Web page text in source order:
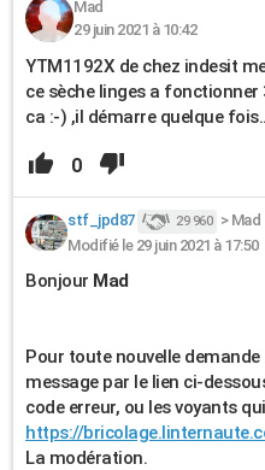
Mad
29 juin 2021 à 10:42
YTM1192X de chez indesit
ce sèche linges a
ca :-) ,il démarre quelque
0
stf_jpd87 29 960 > Mad
Modifié le 29 juin 2021 à 17:50
Bonjour Mad
Pour toute nouvelle
message par le lien ci-
code erreur, ou les voyants
https://
La modération.